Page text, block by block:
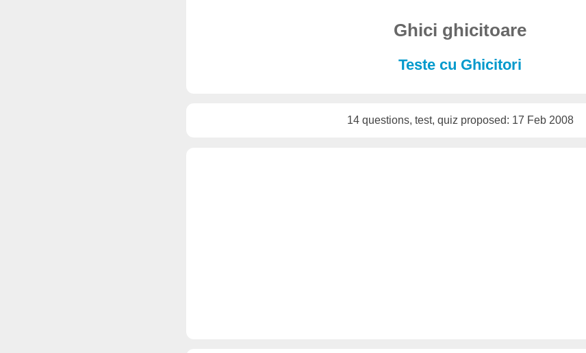
Ghici ghicitoare
Teste cu Ghicitori
14 questions, test, quiz proposed: 17 Feb 2008